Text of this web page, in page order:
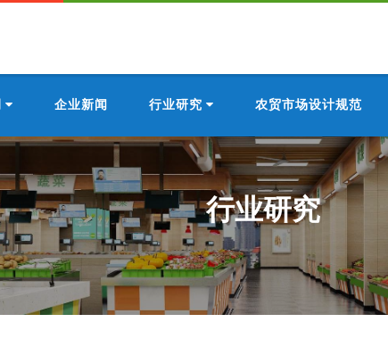
企业新闻 行业研究 农贸市场设计规范
行业研究